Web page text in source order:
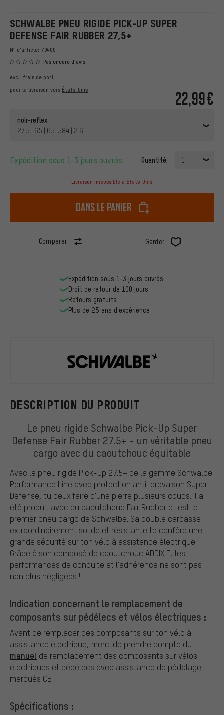
SCHWALBE PNEU RIGIDE PICK-UP SUPER
DEFENSE FAIR RUBBER 27,5+
N° d'article: 79400
Pas encore d'avis
22,99€
excl. frais de port
pour la livraison vers États-Unis
noir-reflex
27.5 | 65 | 65-584 | 2.6
Expédition sous 1-3 jours ouvrés Quantité: 1
Livraison impossible à États-Unis
dans le panier
Comparer Garder
DESCRIPTION DU PRODUIT
Le pneu rigide Schwalbe Pick-Up Super
Defense Fair Rubber 27.5+ - un véritable pneu
cargo avec du caoutchouc équitable
Avec le pneu rigide Pick-Up 27.5+ de la gamme Schwalbe
Performance Line avec protection anti-crevaison Super
Defense, tu peux faire d'une pierre plusieurs coups. Il a
été produit avec du caoutchouc Fair Rubber et est le
premier pneu cargo de Schwalbe. Sa double carcasse
extraordinairement solide et résistante te confère une
grande sécurité sur ton vélo à assistance électrique.
Grâce à son composé de caoutchouc ADDIX E, les
performances de conduite et l'adhérence ne sont pas
non plus négligées !
Indication concernant le remplacement de
composants sur pédélecs et vélos électriques :
Avant de remplacer des composants sur ton vélo à
assistance électrique, merci de prendre compte du
manuel de remplacement des composants sur vélos
électriques et pédélecs avec assistance de pédalage
marqués CE.
Spécifications :
Expédition sous 1-3 jours ouvrés
Droit de retour de 100 jours
Retours gratuits
Plus de 25 ans d'expérience